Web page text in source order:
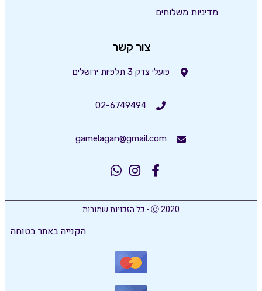
מדיניות משלוחים
צור קשר
פועלי צדק 3 תלפיות ירושלים
02-6749494
gamelagan@gmail.com
Ⓒ 2020 - כל הזכויות שמורות
הקנייה באתר בטוחה